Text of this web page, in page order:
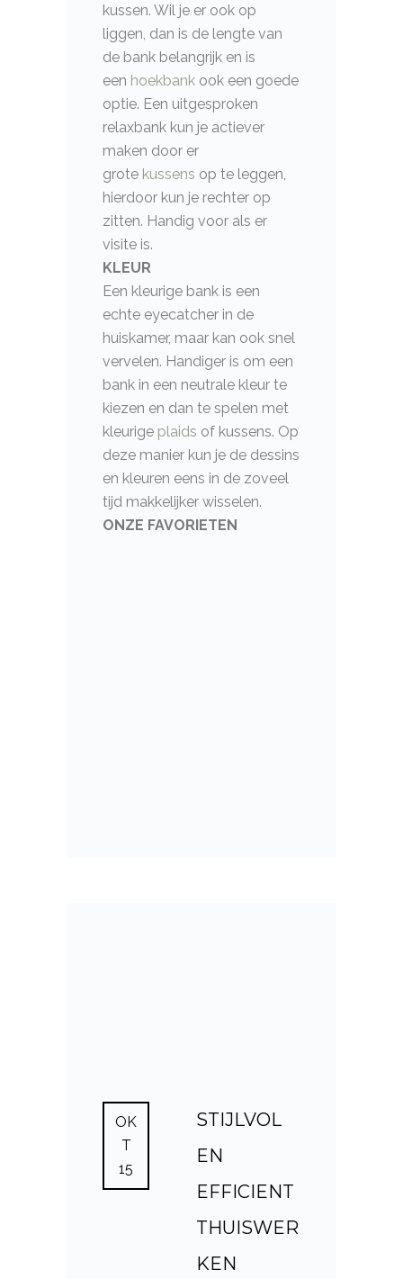
kussen. Wil je er ook op
liggen, dan is de lengte van
de bank belangrijk en is
een hoekbank ook een goede
optie. Een uitgesproken
relaxbank kun je actiever
maken door er
grote kussens op te leggen,
hierdoor kun je rechter op
zitten. Handig voor als er
visite is.
KLEUR
Een kleurige bank is een
echte eyecatcher in de
huiskamer, maar kan ook snel
vervelen. Handiger is om een
bank in een neutrale kleur te
kiezen en dan te spelen met
kleurige plaids of kussens. Op
deze manier kun je de dessins
en kleuren eens in de zoveel
tijd makkelijker wisselen.
ONZE FAVORIETEN
OK
T
15
STIJLVOL
EN
EFFICIENT
THUISWER
KEN